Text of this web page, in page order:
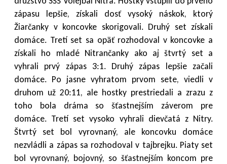
zápasu lepšie, získali dosť vysoký náskok, ktorý
Žiarčanky v koncovke skorigovali. Druhý set získali
domáce. Tretí set sa opäť rozhodoval v koncovke a
získali ho mladé Nitrančanky ako aj štvrtý set a
vyhrali prvý zápas 3:1. Druhý zápas lepšie začali
domáce. Po jasne vyhratom prvom sete, viedli v
druhom už 20:11, ale hostky prestriedali a zrazu z
toho bola dráma so šťastnejším záverom pre
domáce. Tretí set vysoko vyhrali dievčatá z Nitry.
Štvrtý set bol vyrovnaný, ale koncovku domáce
nezvládli a zápas sa rozhodoval v tajbrejku. Piaty set
bol vyrovnaný, bojovný, so šťastnejším koncom pre